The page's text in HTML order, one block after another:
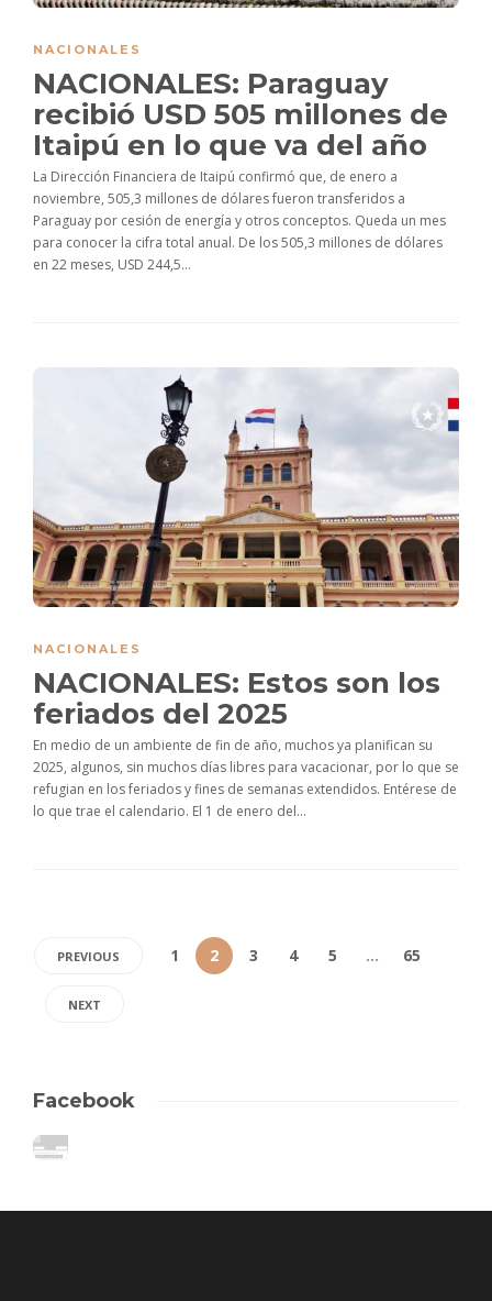
NACIONALES
NACIONALES: Paraguay
recibió USD 505 millones de
Itaipú en lo que va del año
La Dirección Financiera de Itaipú confirmó que, de enero a
noviembre, 505,3 millones de dólares fueron transferidos a
Paraguay por cesión de energía y otros conceptos. Queda un mes
para conocer la cifra total anual. De los 505,3 millones de dólares
en 22 meses, USD 244,5...
NACIONALES
NACIONALES: Estos son los
feriados del 2025
En medio de un ambiente de fin de año, muchos ya planifican su
2025, algunos, sin muchos días libres para vacacionar, por lo que se
refugian en los feriados y fines de semanas extendidos. Entérese de
lo que trae el calendario. El 1 de enero del...
PREVIOUS 1 2 3 4 5 … 65
NEXT
Facebook